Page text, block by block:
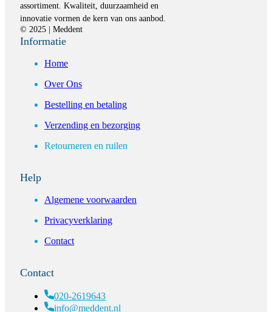
assortiment. Kwaliteit, duurzaamheid en
innovatie vormen de kern van ons aanbod.
© 2025 | Meddent
Informatie
Home
Over Ons
Bestelling en betaling
Verzending en bezorging
Retourneren en ruilen
Help
Algemene voorwaarden
Privacyverklaring
Contact
Contact
020-2619643
info@meddent.nl